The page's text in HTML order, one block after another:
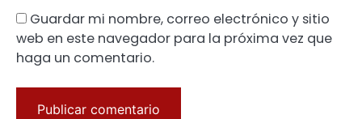
Guardar mi nombre, correo electrónico y sitio
web en este navegador para la próxima vez que
haga un comentario.